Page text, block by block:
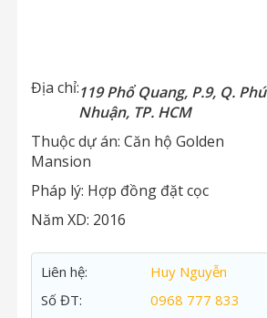
Địa chỉ:119 Phổ Quang, P.9, Q. Phú
Nhuận, TP. HCM
Thuộc dự án: Căn hộ Golden
Mansion
Pháp lý: Hợp đồng đặt cọc
Năm XD: 2016
Liên hệ:
Huy Nguyễn
Số ĐT:
0968 777 833